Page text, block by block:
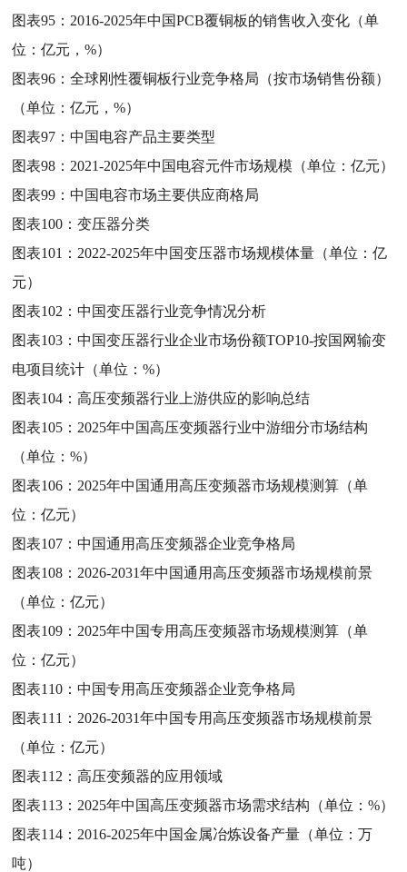
图表95： 2016-2025年中国PCB覆铜板的销售收入变化（单
位：亿元，%）
图表96：全球刚性覆铜板行业竞争格局（按市场销售份额）
（单位：亿元，%）
图表97：中国电容产品主要类型
图表98： 2021-2025年中国电容元件市场规模（单位：亿元）
图表99：中国电容市场主要供应商格局
图表100：变压器分类
图表101： 2022-2025年中国变压器市场规模体量（单位：亿
元）
图表102：中国变压器行业竞争情况分析
图表103：中国变压器行业企业市场份额TOP10-按国网输变
电项目统计（单位：%）
图表104：高压变频器行业上游供应的影响总结
图表105： 2025年中国高压变频器行业中游细分市场结构
（单位：%）
图表106： 2025年中国通用高压变频器市场规模测算（单
位：亿元）
图表107：中国通用高压变频器企业竞争格局
图表108： 2026-2031年中国通用高压变频器市场规模前景
（单位：亿元）
图表109： 2025年中国专用高压变频器市场规模测算（单
位：亿元）
图表110：中国专用高压变频器企业竞争格局
图表111： 2026-2031年中国专用高压变频器市场规模前景
（单位：亿元）
图表112：高压变频器的应用领域
图表113： 2025年中国高压变频器市场需求结构（单位：%）
图表114： 2016-2025年中国金属冶炼设备产量（单位：万
吨）